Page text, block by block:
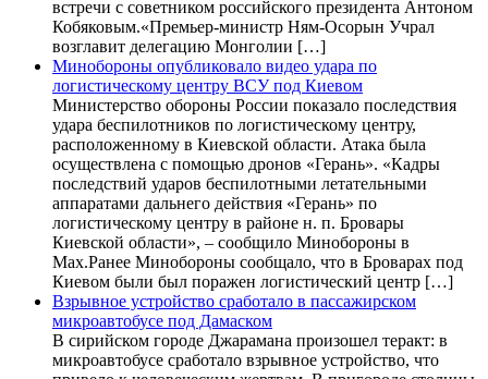
встречи с советником российского президента Антоном
Кобяковым.«Премьер-министр Ням-Осорын Учрал
возглавит делегацию Монголии […]
Минобороны опубликовало видео удара по
логистическому центру ВСУ под Киевом
Министерство обороны России показало последствия
удара беспилотников по логистическому центру,
расположенному в Киевской области. Атака была
осуществлена с помощью дронов «Герань». «Кадры
последствий ударов беспилотными летательными
аппаратами дальнего действия «Герань» по
логистическому центру в районе н. п. Бровары
Киевской области», – сообщило Минобороны в
Max.Ранее Минобороны сообщало, что в Броварах под
Киевом были был поражен логистический центр […]
Взрывное устройство сработало в пассажирском
микроавтобусе под Дамаском
В сирийском городе Джарамана произошел теракт: в
микроавтобусе сработало взрывное устройство, что